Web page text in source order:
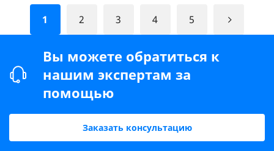
1 2 3 4 5
Вы можете обратиться к
нашим экспертам за
помощью
Заказать консультацию